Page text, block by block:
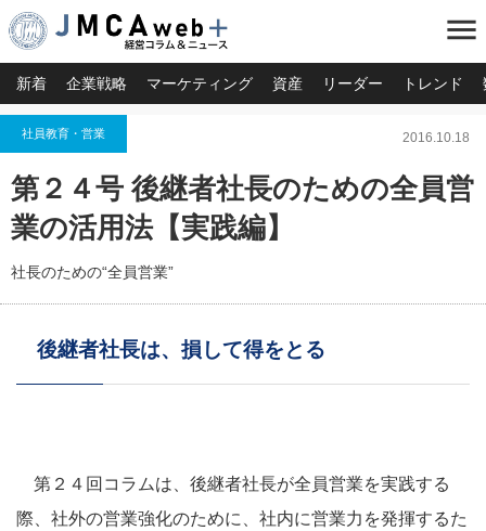
menu
新着 企業戦略 マーケティング 資産 リーダー トレンド
社員教育・営業 2016.10.18
第２４号 後継者社長のための全員営
業の活用法【実践編】
社長のための“全員営業”
後継者社長は、損して得をとる
第２４回コラムは、後継者社長が全員営業を実践する
際、社外の営業強化のために、社内に営業力を発揮するた